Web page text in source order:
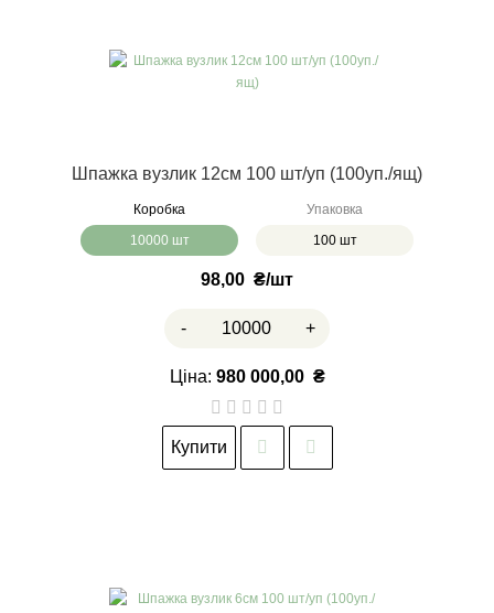
Шпажка вузлик 12см 100 шт/уп (100уп./ящ)
Коробка
10000 шт
Упаковка
100 шт
98,00 ₴
- +
Ціна: 980 000,00 ₴
Купити